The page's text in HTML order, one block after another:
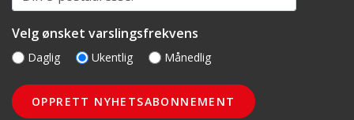
Velg ønsket varslingsfrekvens
Daglig Ukentlig Månedlig